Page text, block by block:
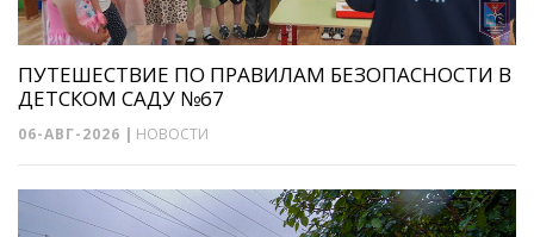
ПУТЕШЕСТВИЕ ПО ПРАВИЛАМ БЕЗОПАСНОСТИ В
ДЕТСКОМ САДУ №67
06-АВГ-2026 | НОВОСТИ